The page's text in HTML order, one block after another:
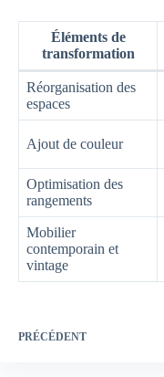
Éléments de
transformation
Réorganisation des
espaces
Ajout de couleur
Optimisation des
rangements
Mobilier
contemporain et
vintage
PRÉCÉDENT